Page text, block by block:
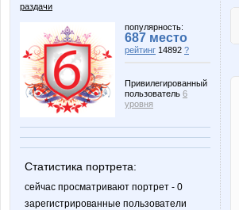
раздачи
популярность:
687 место
рейтинг 14892 ?
Привилегированный
пользователь 6
уровня
Статистика портрета:
сейчас просматривают портрет - 0
зарегистрированные пользователи